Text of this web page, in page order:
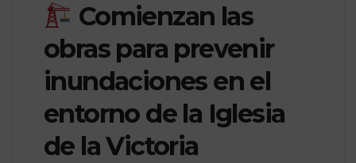
Comienzan las
obras para prevenir
inundaciones en el
entorno de la Iglesia
de la Victoria